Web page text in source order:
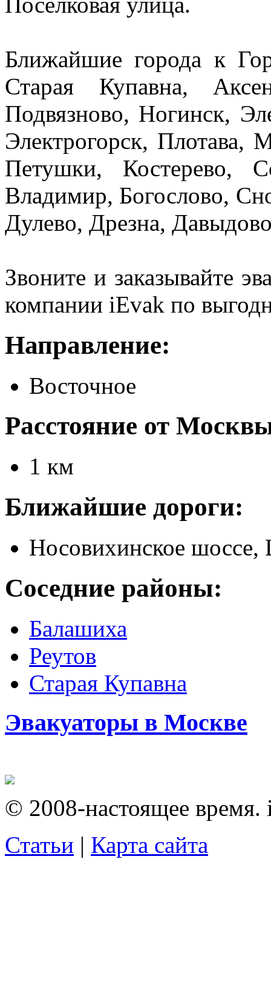
Ближайшие города к
Старая Купавна,
Подвязново, Ногинск,
Электрогорск, Плотава,
Петушки, Костерево,
Владимир, Богослово,
Дулево, Дрезна,
Звоните и заказывайте
компании iEvak по
Направление:
Восточное
Расстояние от
1 км
Ближайшие дороги:
Носовихинское шоссе,
Соседние районы:
Балашиха
Реутов
Старая Купавна
Эвакуаторы в Москве
© 2008-настоящее время.
Статьи | Карта сайта